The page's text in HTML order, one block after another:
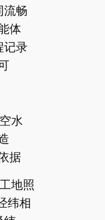
流畅
体
记录
水
据
地照
纬相